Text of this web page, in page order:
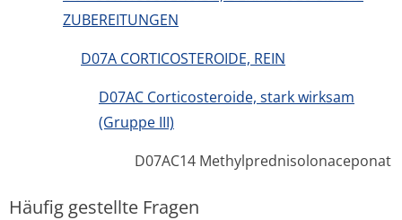
ZUBEREITUNGEN
D07A CORTICOSTEROIDE, REIN
D07AC Corticosteroide, stark wirksam
(Gruppe III)
D07AC14 Methylprednisolonaceponat
Häufig gestellte Fragen